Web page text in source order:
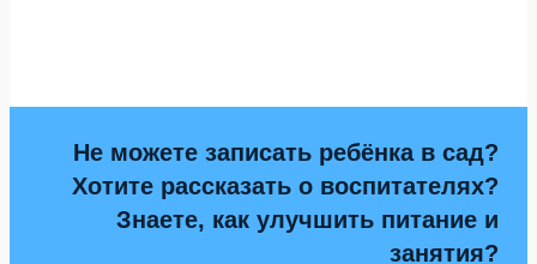
Не можете записать ребёнка в сад?
Хотите рассказать о воспитателях?
Знаете, как улучшить питание и
занятия?